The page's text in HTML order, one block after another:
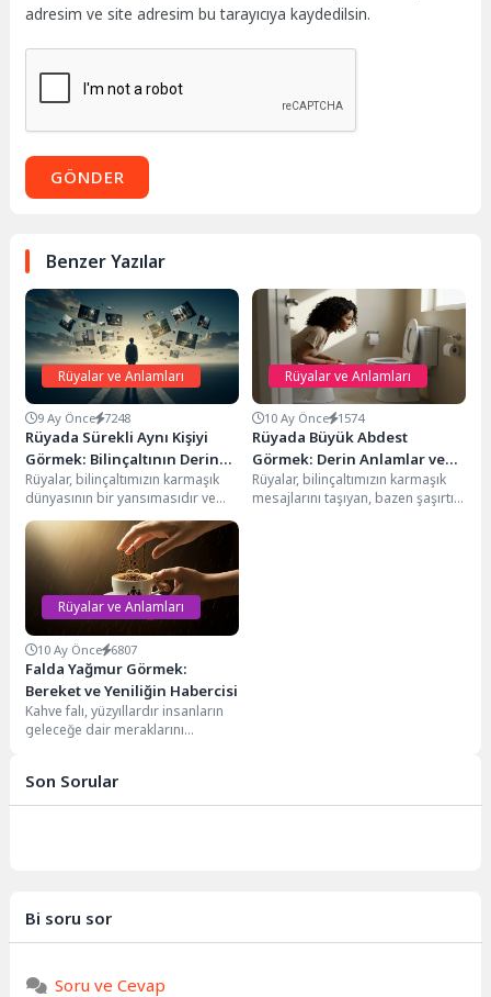
adresim ve site adresim bu tarayıcıya kaydedilsin.
GÖNDER
Benzer Yazılar
Rüyalar ve Anlamları
9 Ay Önce 7248
Rüyada Sürekli Aynı Kişiyi
Görmek: Bilinçaltının Derin
Mesajları
Rüyalar, bilinçaltımızın karmaşık
dünyasının bir yansımasıdır ve
bazen bize önemli mesajlar
fısıldar. Özellikle rüyada sürekli...
Rüyalar ve Anlamları
10 Ay Önce 1574
Rüyada Büyük Abdest
Görmek: Derin Anlamlar ve
Yorumlar
Rüyalar, bilinçaltımızın karmaşık
mesajlarını taşıyan, bazen şaşırtıcı
Rüyalar ve Anlamları
10 Ay Önce 6807
Falda Yağmur Görmek:
Bereket ve Yeniliğin Habercisi
Kahve falı, yüzyıllardır insanların
geleceğe dair meraklarını
Son Sorular
Bi soru sor
Soru ve Cevap